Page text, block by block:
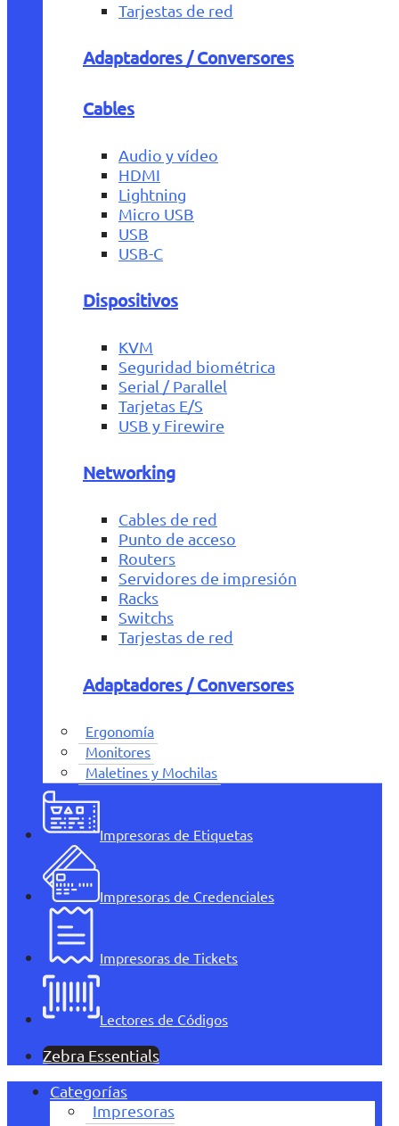
Tarjestas de red
Adaptadores / Conversores
Cables
Audio y vídeo
HDMI
Lightning
Micro USB
USB
USB-C
Dispositivos
KVM
Seguridad biométrica
Serial / Parallel
Tarjetas E/S
USB y Firewire
Networking
Cables de red
Punto de acceso
Routers
Servidores de impresión
Racks
Switchs
Tarjestas de red
Adaptadores / Conversores
Ergonomía
Monitores
Maletines y Mochilas
Impresoras de Etiquetas
Impresoras de Credenciales
Impresoras de Tickets
Lectores de Códigos
Zebra Essentials
Categorías
Impresoras